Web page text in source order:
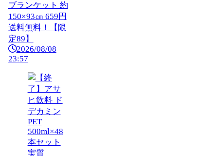
ブランケット 約
150×93㎝ 659円
送料無料！【限
定89】
2026/08/08
23:57